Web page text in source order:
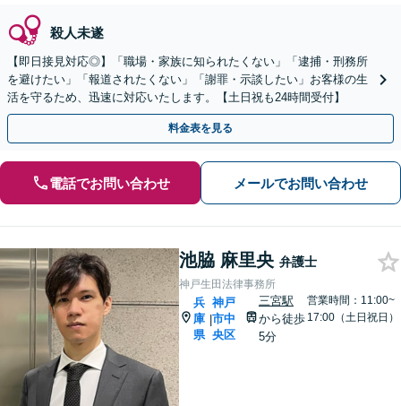
殺人未遂
【即日接見対応◎】「職場・家族に知られたくない」「逮捕・刑務所
を避けたい」「報道されたくない」「謝罪・示談したい」お客様の生
活を守るため、迅速に対応いたします。【土日祝も24時間受付】
料金表を見る
電話でお問い合わせ メールでお問い合わせ
池脇 麻里央 弁護士
神戸生田法律事務所
兵
庫
県
|
神戸
市中
央区
三宮駅
から徒歩
5分
営業時間：11:00~
17:00（土日祝日）